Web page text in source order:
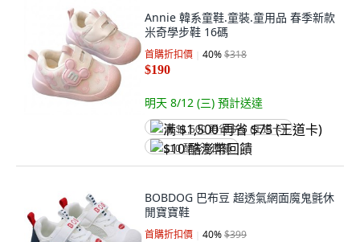
Annie 韓系童鞋.童裝.童用品 春季新款
米奇學步鞋 16碼
首購折扣價 40%$318
$190
明天 8/12 (三) 預計送達
满 $1,500 再省 $75 (王道卡)
$10 酷澎幣回饋
BOBDOG 巴布豆 超透氣網面魔鬼氈休
閒寶寶鞋
首購折扣價 40%$399